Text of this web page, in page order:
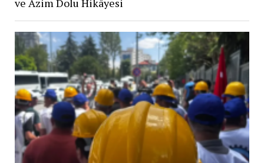
ve Azim Dolu Hikâyesi